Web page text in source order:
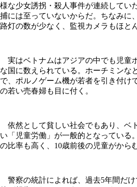
様な少女誘拐・殺人事件が連続してい
捕には至っていないからだ。ちなみに
路灯の数が少なく、監視カメラもほと
実はベトナムはアジアの中でも児童
な国に数えられている。ホーチミンな
で、ポルノゲーム機が若者を引き付け
の若い売春婦も目に付く。
依然として貧しい社会でもあり、ベ
い「児童労働」が一般的となっている
の比率も高く、10歳前後の児童がから
警察の統計によれば、過去5年間だ